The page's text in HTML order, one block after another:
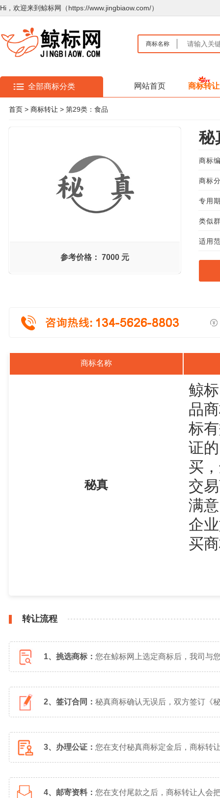
Hi，欢迎来到鲸标网（https://www.jingbiaow.com/）
商标名称
全部商标分类 网站首页 商标转让
首页 > 商标转让 > 第29类：食品
参考价格： 7000 元
秘
商标
商标
专用
类似
适用
商标名称
秘真
鲸
品
标
证
买
交
满
企
买
转让流程
1、挑选商标： 您在鲸标网上选定商标后，我司与
2、签订合同： 秘真商标确认无误后，双方签订《
3、办理公证： 您在支付秘真商标定金后，商标转
4、邮寄资料： 您在支付尾款之后，商标转让人会